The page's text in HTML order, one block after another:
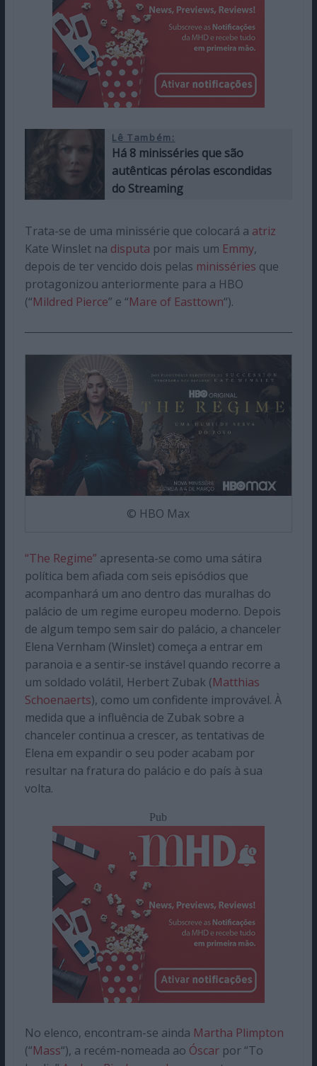
Lê Também:
Há 8 minisséries que são
autênticas pérolas escondidas
do Streaming
Trata-se de uma minissérie que colocará a atriz
Kate Winslet na disputa por mais um Emmy,
depois de ter vencido dois pelas minisséries que
protagonizou anteriormente para a HBO
(“Mildred Pierce” e “Mare of Easttown“).
© HBO Max
“The Regime” apresenta-se como uma sátira
política bem afiada com seis episódios que
acompanhará um ano dentro das muralhas do
palácio de um regime europeu moderno. Depois
de algum tempo sem sair do palácio, a chanceler
Elena Vernham (Winslet) começa a entrar em
paranoia e a sentir-se instável quando recorre a
um soldado volátil, Herbert Zubak (Matthias
Schoenaerts), como um confidente improvável. À
medida que a influência de Zubak sobre a
chanceler continua a crescer, as tentativas de
Elena em expandir o seu poder acabam por
resultar na fratura do palácio e do país à sua
volta.
Pub
No elenco, encontram-se ainda Martha Plimpton
(“Mass“), a recém-nomeada ao Óscarpor “To